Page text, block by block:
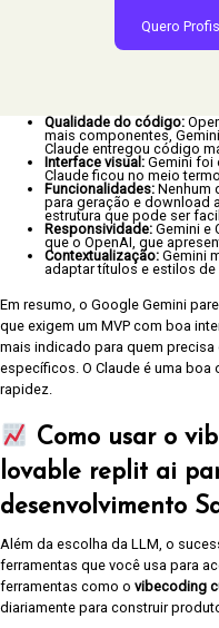
Quero
Qualidade do código:
mais componentes,
Claude entregou código
Interface visual: Gemini foi
Claude ficou no meio
Funcionalidades: Nenhum
para geração e download
estrutura que pode ser
Responsividade: Gemini e
que o OpenAI, que
Contextualização: Gemini
adaptar títulos e estilos
Em resumo, o Google Gemini
que exigem um MVP com boa
mais indicado para quem
específicos. O Claude é uma
rapidez.
Como usar o
lovable replit ai
desenvolvimento
Além da escolha da LLM, o
ferramentas que você usa para
ferramentas como o vibecoding
diariamente para construir